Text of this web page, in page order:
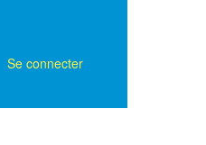
Se connecter